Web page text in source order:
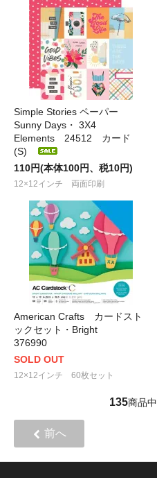
Simple Stories ペーパー
Sunny Days・ 3X4
Elements 24512 カード
(S)
110円(本体100円、税10円)
12×12インチ 両面印刷
American Crafts カードスト
ックセット・Bright
376990
SOLD OUT
12×12インチ 60枚セット
135商品中
前へ